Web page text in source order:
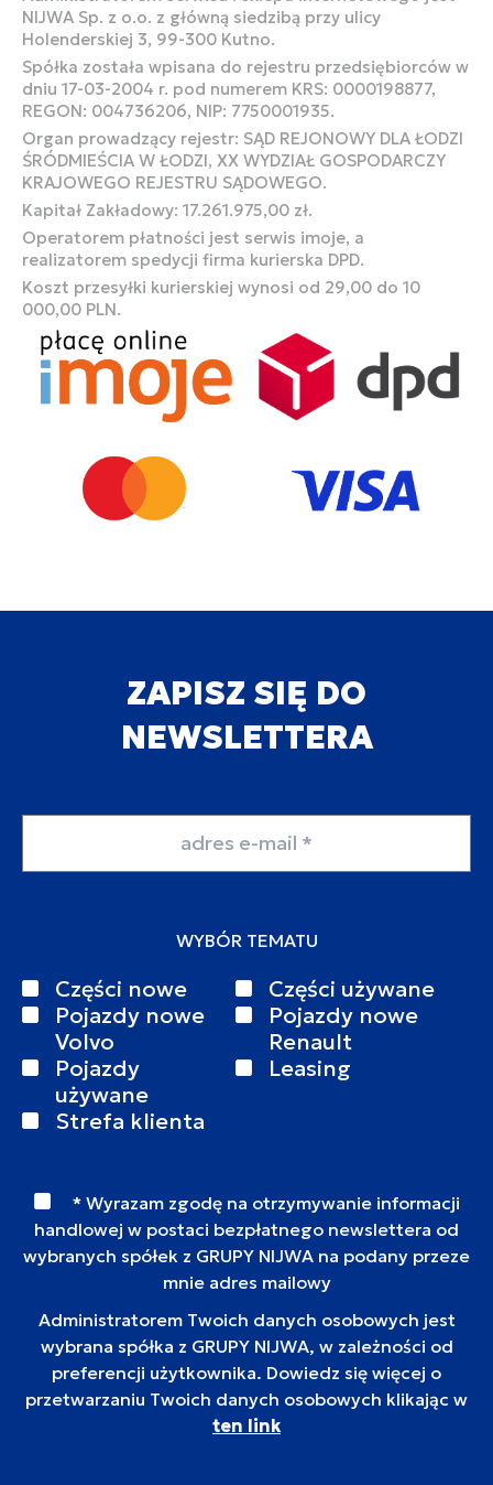
NIJWA Sp. z o.o. z główną siedzibą przy ulicy
Holenderskiej 3, 99-300 Kutno.
Spółka została wpisana do rejestru przedsiębiorców w
dniu 17-03-2004 r. pod numerem KRS: 0000198877,
REGON: 004736206, NIP: 7750001935.
Organ prowadzący rejestr: SĄD REJONOWY DLA ŁODZI
ŚRÓDMIEŚCIA W ŁODZI, XX WYDZIAŁ GOSPODARCZY
KRAJOWEGO REJESTRU SĄDOWEGO.
Kapitał Zakładowy: 17.261.975,00 zł.
Operatorem płatności jest serwis imoje, a
realizatorem spedycji firma kurierska DPD.
Koszt przesyłki kurierskiej wynosi od 29,00 do 10
000,00 PLN.
ZAPISZ SIĘ DO
NEWSLETTERA
WYBÓR TEMATU
Części nowe
Części używane
Pojazdy nowe
Volvo
Pojazdy nowe
Renault
Pojazdy
używane
Leasing
Strefa klienta
* Wyrazam zgodę na otrzymywanie informacji
handlowej w postaci bezpłatnego newslettera od
wybranych spółek z GRUPY NIJWA na podany przeze
mnie adres mailowy
Administratorem Twoich danych osobowych jest
wybrana spółka z GRUPY NIJWA, w zależności od
preferencji użytkownika. Dowiedz się więcej o
przetwarzaniu Twoich danych osobowych klikając w
ten link